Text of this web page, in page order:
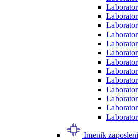
Imenik